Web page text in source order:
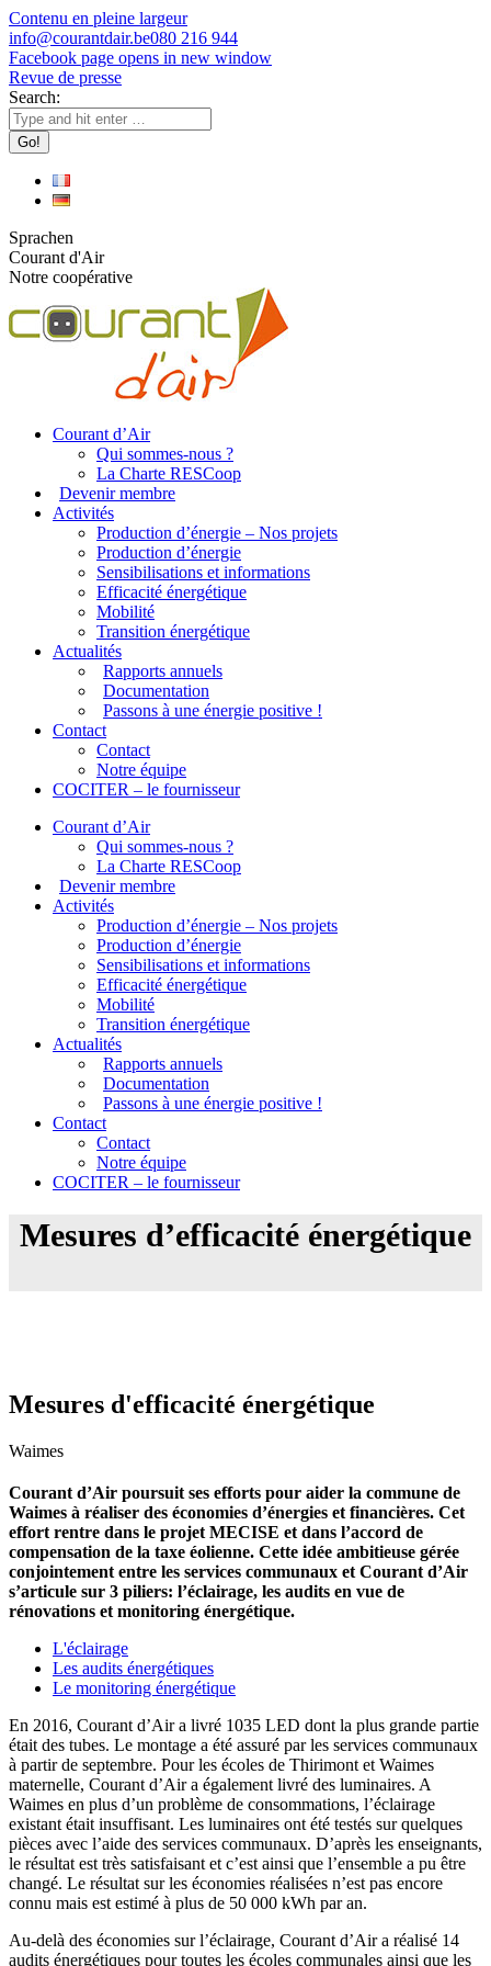
Contenu en pleine largeur
info@courantdair.be080 216 944
Facebook page opens in new window
Revue de presse
Search:
Sprachen
Courant d'Air
Notre coopérative
Courant d’Air
Qui sommes-nous ?
La Charte RESCoop
Devenir membre
Activités
Production d’énergie – Nos projets
Production d’énergie
Sensibilisations et informations
Efficacité énergétique
Mobilité
Transition énergétique
Actualités
Rapports annuels
Documentation
Passons à une énergie positive !
Contact
Contact
Notre équipe
COCITER – le fournisseur
Courant d’Air
Qui sommes-nous ?
La Charte RESCoop
Devenir membre
Activités
Production d’énergie – Nos projets
Production d’énergie
Sensibilisations et informations
Efficacité énergétique
Mobilité
Transition énergétique
Actualités
Rapports annuels
Documentation
Passons à une énergie positive !
Contact
Contact
Notre équipe
COCITER – le fournisseur
Mesures d’efficacité énergétique
Mesures d'efficacité énergétique
Waimes
Courant d’Air poursuit ses efforts pour aider la commune de
Waimes à réaliser des économies d’énergies et financières. Cet
effort rentre dans le projet MECISE et dans l’accord de
compensation de la taxe éolienne. Cette idée ambitieuse gérée
conjointement entre les services communaux et Courant d’Air
s’articule sur 3 piliers: l’éclairage, les audits en vue de
rénovations et monitoring énergétique.
L'éclairage
Les audits énergétiques
Le monitoring énergétique
En 2016, Courant d’Air a livré 1035 LED dont la plus grande partie
était des tubes. Le montage a été assuré par les services communaux
à partir de septembre. Pour les écoles de Thirimont et Waimes
maternelle, Courant d’Air a également livré des luminaires. A
Waimes en plus d’un problème de consommations, l’éclairage
existant était insuffisant. Les luminaires ont été testés sur quelques
pièces avec l’aide des services communaux. D’après les enseignants,
le résultat est très satisfaisant et c’est ainsi que l’ensemble a pu être
changé. Le résultat sur les économies réalisées n’est pas encore
connu mais est estimé à plus de 50 000 kWh par an.
Au-delà des économies sur l’éclairage, Courant d’Air a réalisé 14
audits énergétiques pour toutes les écoles communales ainsi que les